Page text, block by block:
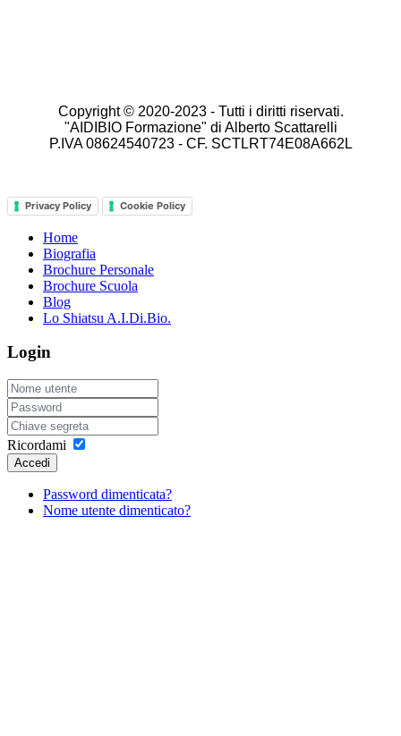
Copyright © 2020-2023 - Tutti i diritti riservati.
"AIDIBIO Formazione" di Alberto Scattarelli
P.IVA 08624540723 - CF. SCTLRT74E08A662L
Privacy Policy Cookie Policy
Home
Biografia
Brochure Personale
Brochure Scuola
Blog
Lo Shiatsu A.I.Di.Bio.
Login
Ricordami
Accedi
Password dimenticata?
Nome utente dimenticato?